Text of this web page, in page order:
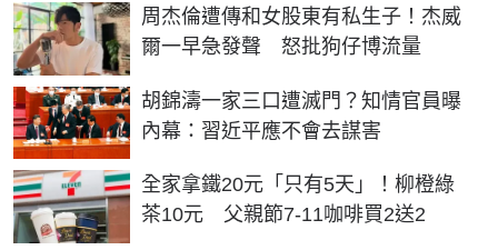
周杰倫遭傳和女股東有私生子！杰威
爾一早急發聲 怒批狗仔博流量
胡錦濤一家三口遭滅門？知情官員曝
內幕：習近平應不會去謀害
全家拿鐵20元「只有5天」！柳橙綠
茶10元 父親節7-11咖啡買2送2